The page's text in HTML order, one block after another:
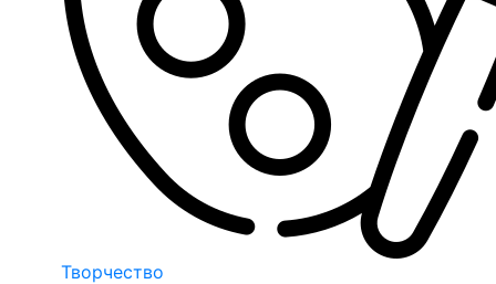
Творчество